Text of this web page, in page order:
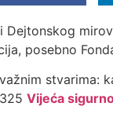
Dejtonskog
posebno
stvarima:
Vijeća